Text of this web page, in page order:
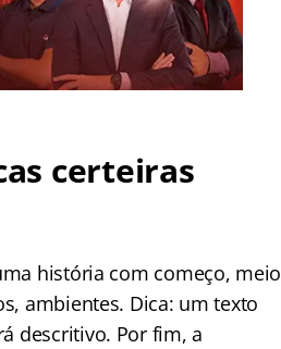
certeiras
história com começo, meio
ambientes. Dica: um texto
descritivo. Por fim, a